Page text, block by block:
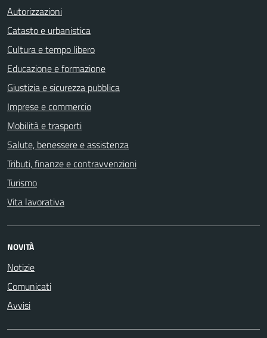
Autorizzazioni
Catasto e urbanistica
Cultura e tempo libero
Educazione e formazione
Giustizia e sicurezza pubblica
Imprese e commercio
Mobilità e trasporti
Salute, benessere e assistenza
Tributi, finanze e contravvenzioni
Turismo
Vita lavorativa
NOVITÀ
Notizie
Comunicati
Avvisi